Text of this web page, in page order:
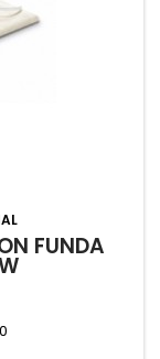
FUNDA
0